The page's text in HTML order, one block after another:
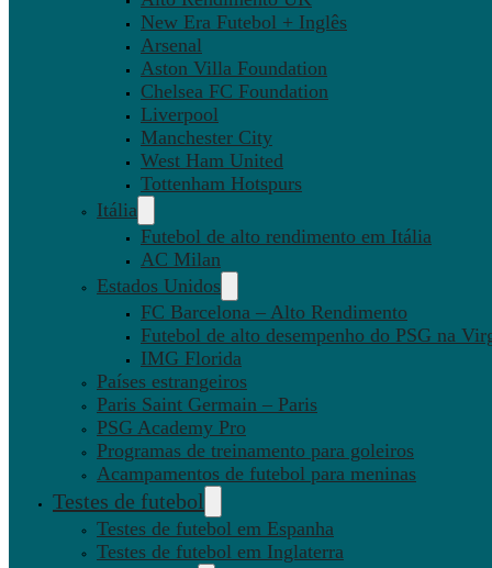
New Era Futebol + Inglês
Arsenal
Aston Villa Foundation
Chelsea FC Foundation
Liverpool
Manchester City
West Ham United
Tottenham Hotspurs
Itália
Futebol de alto rendimento em Itália
AC Milan
Estados Unidos
FC Barcelona – Alto Rendimento
Futebol de alto desempenho do PSG na
IMG Florida
Países estrangeiros
Paris Saint Germain – Paris
PSG Academy Pro
Programas de treinamento para goleiros
Acampamentos de futebol para meninas
Testes de futebol
Testes de futebol em Espanha
Testes de futebol em Inglaterra